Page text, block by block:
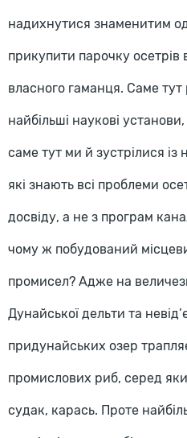
надихнутися знаменитим
прикупити парочку осетрів
власного гаманця. Саме
найбільші наукові
саме тут ми й зустрілися
які знають всі проблеми
досвіду, а не з програм
чому ж побудований
промисел? Адже на
Дунайської дельти та
придунайських озер
промислових риб, серед
судак, карась. Проте